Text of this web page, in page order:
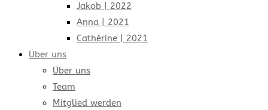
Jakob | 2022
Anna | 2021
Cathérine | 2021
Über uns
Über uns
Team
Mitglied werden